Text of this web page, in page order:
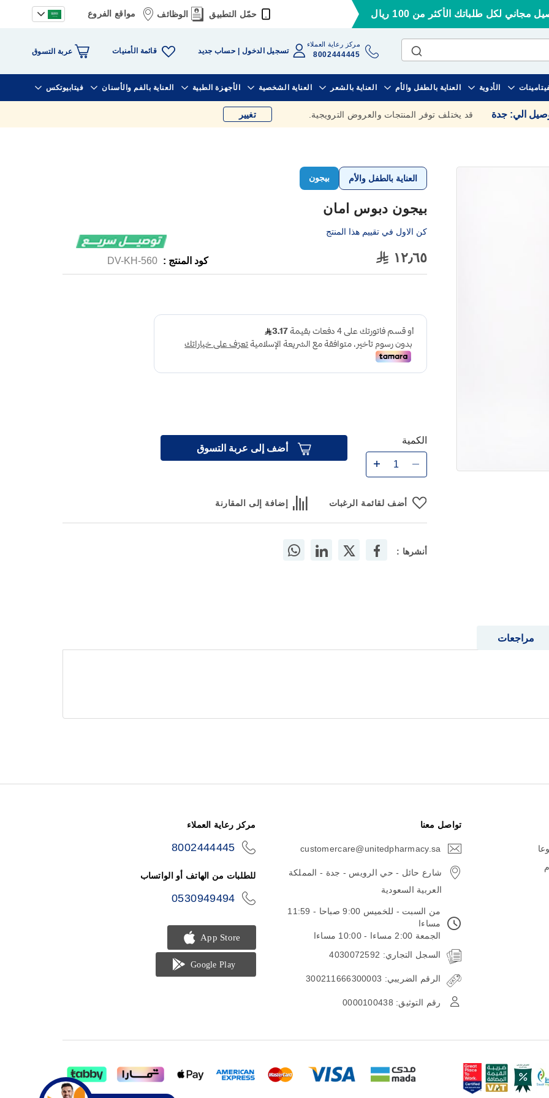
مجاني لكل طلباتك الأكثر من 100 ريال حمّل التطبيق الوظائف مواقع الفروع
مركز رعاية العملاء
8002444445 تسجيل الدخول حساب جديد قائمة الأمنيات عربة التسوق
الأدوية العناية بالطفل والأم العناية بالشعر العناية الشخصية الأجهزة الطبية العناية بالفم والأسنان فيتابيوتكس
الي: جدة قد يختلف توفر المنتجات والعروض الترويجية. تغيير
العناية بالطفل والأم بيجون
بيجون دبوس امان
كن الاول في تقييم هذا المنتج
١٢٫٦٥ كود المنتج : DV-KH-560
الكمية
أضف إلى عربة التسوق
أضف لقائمة الرغبات إضافة إلى المقارنة
أنشرها :
مراجعات
تواصل معنا
customercare@unitedpharmacy.sa
شارع حائل - حي الرويس - جدة - المملكة
العربية السعودية
من السبت - للخميس 9:00 صباحا - 11:59
مساءا
الجمعة 2:00 مساءا - 10:00 مساءا
السجل التجاري: 4030072592
الرقم الضريبي: 300211666300003
رقم التوثيق: 0000100438
مركز رعاية العملاء
8002444445
للطلبات من الهاتف أو الواتساب
0530949494